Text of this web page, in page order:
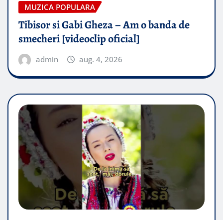
MUZICA POPULARA
Tibisor si Gabi Gheza – Am o banda de
smecheri [videoclip oficial]
admin aug. 4, 2026